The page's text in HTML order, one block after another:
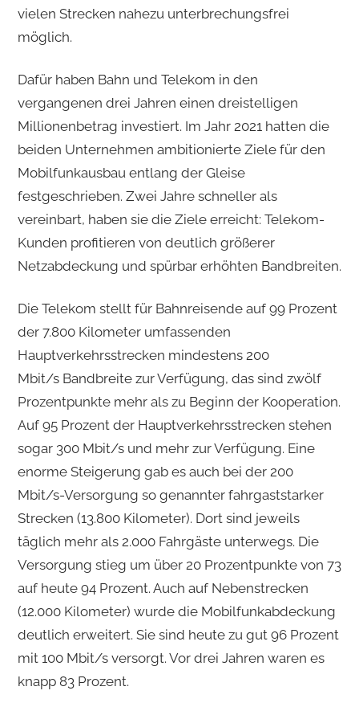
vielen Strecken nahezu unterbrechungsfrei
möglich.
Dafür haben Bahn und Telekom in den
vergangenen drei Jahren einen dreistelligen
Millionenbetrag investiert. Im Jahr 2021 hatten die
beiden Unternehmen ambitionierte Ziele für den
Mobilfunkausbau entlang der Gleise
festgeschrieben. Zwei Jahre schneller als
vereinbart, haben sie die Ziele erreicht: Telekom-
Kunden profitieren von deutlich größerer
Netzabdeckung und spürbar erhöhten Bandbreiten.
Die Telekom stellt für Bahnreisende auf 99 Prozent
der 7.800 Kilometer umfassenden
Hauptverkehrsstrecken mindestens 200
Mbit/s Bandbreite zur Verfügung, das sind zwölf
Prozentpunkte mehr als zu Beginn der Kooperation.
Auf 95 Prozent der Hauptverkehrsstrecken stehen
sogar 300 Mbit/s und mehr zur Verfügung. Eine
enorme Steigerung gab es auch bei der 200
Mbit/s-Versorgung so genannter fahrgaststarker
Strecken (13.800 Kilometer). Dort sind jeweils
täglich mehr als 2.000 Fahrgäste unterwegs. Die
Versorgung stieg um über 20 Prozentpunkte von 73
auf heute 94 Prozent. Auch auf Nebenstrecken
(12.000 Kilometer) wurde die Mobilfunkabdeckung
deutlich erweitert. Sie sind heute zu gut 96 Prozent
mit 100 Mbit/s versorgt. Vor drei Jahren waren es
knapp 83 Prozent.